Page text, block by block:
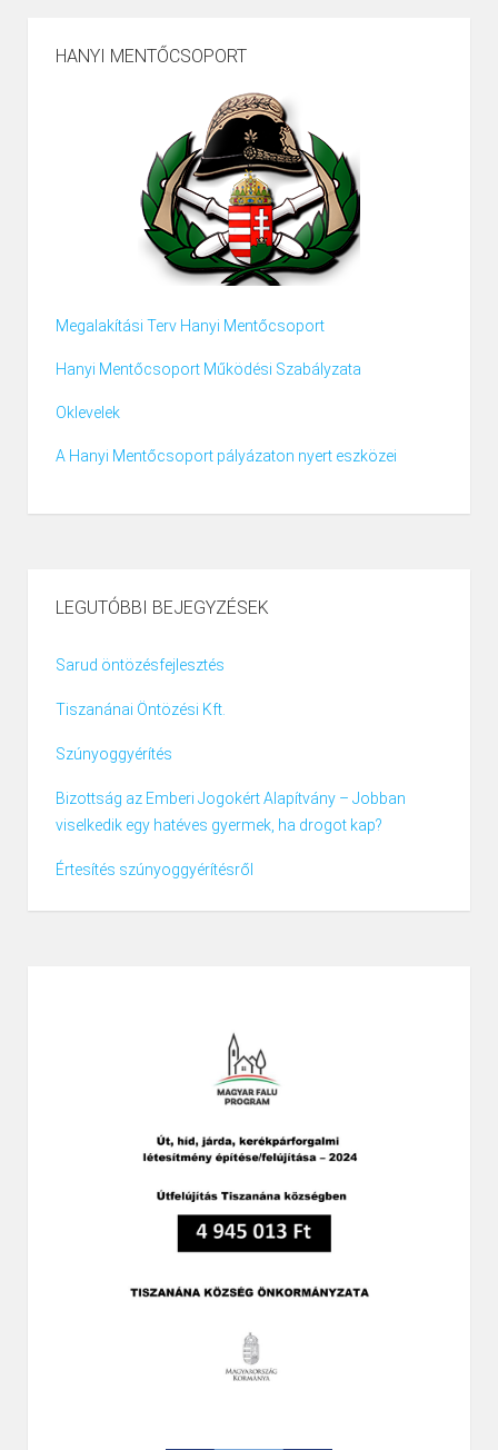
HANYI MENTŐCSOPORT
Megalakítási Terv Hanyi Mentőcsoport
Hanyi Mentőcsoport Működési Szabályzata
Oklevelek
A Hanyi Mentőcsoport pályázaton nyert eszközei
LEGUTÓBBI BEJEGYZÉSEK
Sarud öntözésfejlesztés
Tiszanánai Öntözési Kft.
Szúnyoggyérítés
Bizottság az Emberi Jogokért Alapítvány – Jobban
viselkedik egy hatéves gyermek, ha drogot kap?
Értesítés szúnyoggyérítésről